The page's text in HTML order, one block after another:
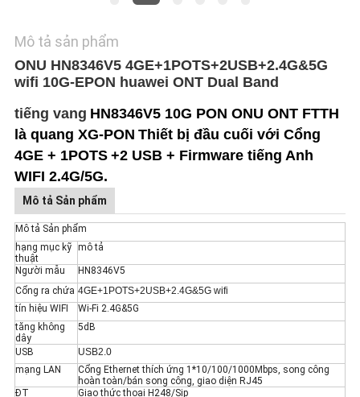
ĐỒ
TRANG
PRIVACY
POLICY
Mô tả sản phẩm
ONU HN8346V5 4GE+1POTS+2USB+2.4G&5G
wifi 10G-EPON huawei ONT Dual Band
tiếng vang HN8346V5 10G PON ONU ONT FTTH
là quang XG-PON Thiết bị đầu cuối với Cổng
4GE + 1POTS +2 USB + Firmware tiếng Anh
WIFI 2.4G/5G.
Mô tả Sản phẩm
Mô tả Sản phẩm
hạng mục kỹ
thuật
mô tả
Người mẫu
HN8346V5
Cổng ra chứa 4GE+1POTS+2USB+2.4G&5G wifi
tín hiệu WIFI
Wi-Fi 2.4G&5G
tăng không
dây
5dB
USB
USB2.0
mạng LAN
Cổng Ethernet thích ứng 1*10/100/1000Mbps, song công
hoàn toàn/bán song công, giao diện RJ45
ĐT
Giao thức thoại H248/Sip